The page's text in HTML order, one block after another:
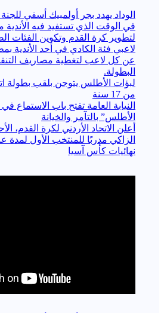
الوداد يهدد بجر أولمبيك أسفي
في الوقت الذي تستفيد فيه
لتطوير كرة القدم وتكوين الفئات
عن كل لاعب لتغطية مصاريف
البطولة.
لبؤات الأطلس يتوجن بلقب بطولة
من 17 سنة
النيابة العامة تفتح باب الاستماع
الأطلس” بالتآمر والخيانة
أعلن الاتحاد الأردني لكرة القدم،
الزاكي مدربًا للمنتخب الأول لمدة
نهائيات كأس آسيا